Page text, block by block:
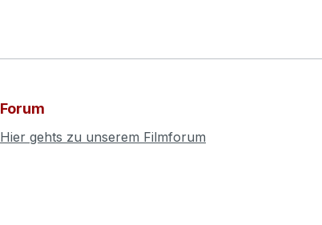
Forum
Hier gehts zu unserem Filmforum